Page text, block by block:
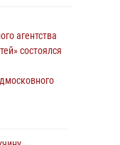
агентства
состоялся